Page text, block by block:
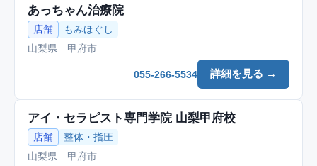
あっちゃん治療院
店舗
もみほぐし
山梨県 甲府市
詳細を見る →
055-266-5534
アイ・セラピスト専門学院 山梨甲府校
店舗
整体・指圧
山梨県 甲府市